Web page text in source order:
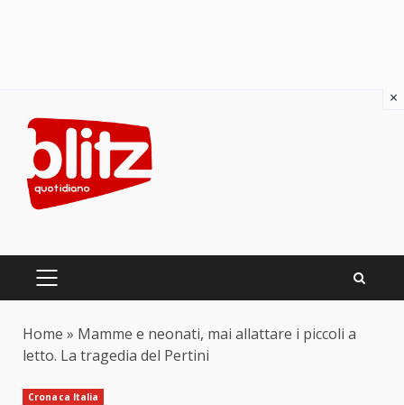
content
PRIMARY
Home » Mamme e neonati, mai allattare i piccoli a
letto. La tragedia del Pertini
Cronaca Italia
×